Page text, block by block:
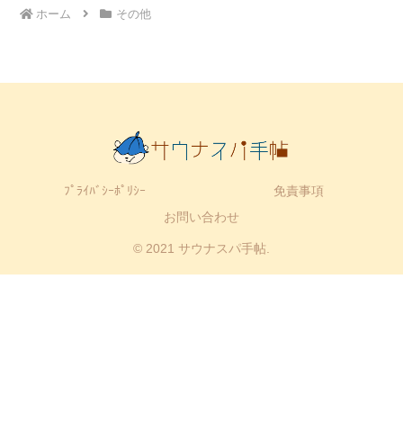
ホーム その他
ﾌﾟﾗｲﾊﾞｼｰﾎﾟﾘｼｰ
免責事項
お問い合わせ
© 2021 サウナスパ手帖.